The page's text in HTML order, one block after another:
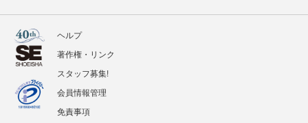
ヘルプ
著作権・リンク
スタッフ募集!
会員情報管理
免責事項